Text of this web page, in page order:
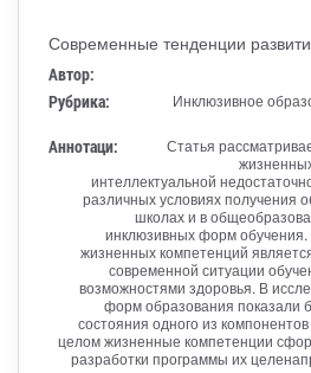
Современные тенденции
Автор:
Рубрика:
Инклюзивное
Аннотаци:
Статья
интеллектуальной
различных условиях получения
школах и в
инклюзивных форм
жизненных компетенций
современной ситуации
возможностями здоровья. В
форм образования показали
состояния одного из
целом жизненные компетенции
разработки программы их